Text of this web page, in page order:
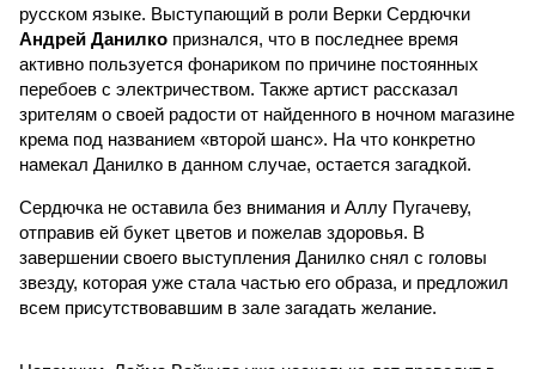
русском языке. Выступающий в роли Верки Сердючки
Андрей Данилко признался, что в последнее время
активно пользуется фонариком по причине постоянных
перебоев с электричеством. Также артист рассказал
зрителям о своей радости от найденного в ночном магазине
крема под названием «второй шанс». На что конкретно
намекал Данилко в данном случае, остается загадкой.
Сердючка не оставила без внимания и Аллу Пугачеву,
отправив ей букет цветов и пожелав здоровья. В
завершении своего выступления Данилко снял с головы
звезду, которая уже стала частью его образа, и предложил
всем присутствовавшим в зале загадать желание.